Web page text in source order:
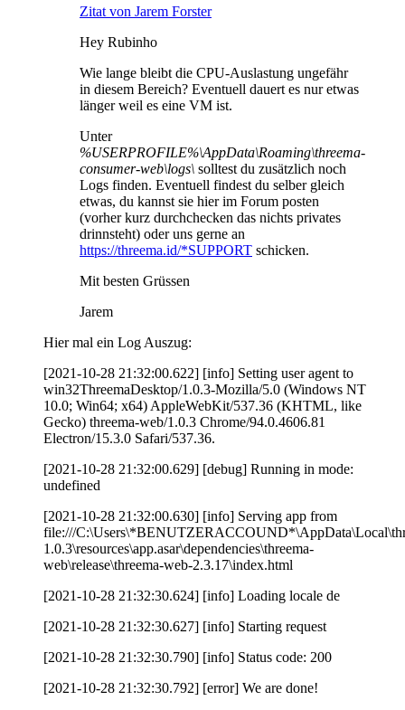
Zitat von Jarem Forster
Hey Rubinho
Wie lange bleibt die CPU-Auslastung ungefähr
in diesem Bereich? Eventuell dauert es nur etwas
länger weil es eine VM ist.
Unter
%USERPROFILE%\AppData\Roaming\threema-
consumer-web\logs\ solltest du zusätzlich noch
Logs finden. Eventuell findest du selber gleich
etwas, du kannst sie hier im Forum posten
(vorher kurz durchchecken das nichts privates
drinnsteht) oder uns gerne an
https://threema.id/*SUPPORT schicken.
Mit besten Grüssen
Jarem
Hier mal ein Log Auszug:
[2021-10-28 21:32:00.622] [info] Setting user agent to
win32ThreemaDesktop/1.0.3-Mozilla/5.0 (Windows NT
10.0; Win64; x64) AppleWebKit/537.36 (KHTML, like
Gecko) threema-web/1.0.3 Chrome/94.0.4606.81
Electron/15.3.0 Safari/537.36.
[2021-10-28 21:32:00.629] [debug] Running in mode:
undefined
[2021-10-28 21:32:00.630] [info] Serving app from
file:///
1.0.3\resources\app.asar\dependencies\threema-
web\release\threema-web-2.3.17\index.html
[2021-10-28 21:32:30.624] [info] Loading locale de
[2021-10-28 21:32:30.627] [info] Starting request
[2021-10-28 21:32:30.790] [info] Status code: 200
[2021-10-28 21:32:30.792] [error] We are done!